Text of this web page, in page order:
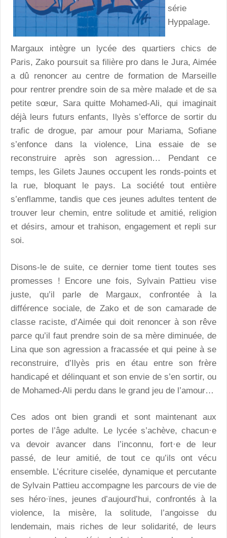
série
Hyppalage.
Margaux intègre un lycée des quartiers chics de
Paris, Zako poursuit sa filière pro dans le Jura, Aimée
a dû renoncer au centre de formation de Marseille
pour rentrer prendre soin de sa mère malade et de sa
petite sœur, Sara quitte Mohamed-Ali, qui imaginait
déjà leurs futurs enfants, Ilyès s’efforce de sortir du
trafic de drogue, par amour pour Mariama, Sofiane
s’enfonce dans la violence, Lina essaie de se
reconstruire après son agression… Pendant ce
temps, les Gilets Jaunes occupent les ronds-points et
la rue, bloquant le pays. La société tout entière
s’enflamme, tandis que ces jeunes adultes tentent de
trouver leur chemin, entre solitude et amitié, religion
et désirs, amour et trahison, engagement et repli sur
soi.
Disons-le de suite, ce dernier tome tient toutes ses
promesses ! Encore une fois, Sylvain Pattieu vise
juste, qu’il parle de Margaux, confrontée à la
différence sociale, de Zako et de son camarade de
classe raciste, d’Aimée qui doit renoncer à son rêve
parce qu’il faut prendre soin de sa mère diminuée, de
Lina que son agression a fracassée et qui peine à se
reconstruire, d’Ilyès pris en étau entre son frère
handicapé et délinquant et son envie de s’en sortir, ou
de Mohamed-Ali perdu dans le grand jeu de l’amour…
Ces ados ont bien grandi et sont maintenant aux
portes de l’âge adulte. Le lycée s’achève, chacun·e
va devoir avancer dans l’inconnu, fort·e de leur
passé, de leur amitié, de tout ce qu’ils ont vécu
ensemble. L’écriture ciselée, dynamique et percutante
de Sylvain Pattieu accompagne les parcours de vie de
ses héro·ïnes, jeunes d’aujourd’hui, confrontés à la
violence, la misère, la solitude, l’angoisse du
lendemain, mais riches de leur solidarité, de leurs